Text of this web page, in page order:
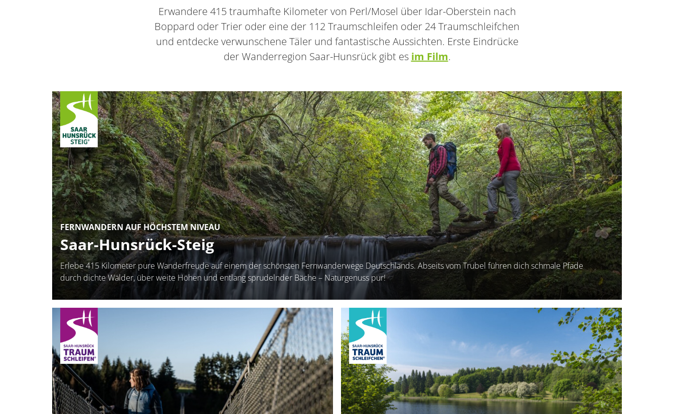
Erwandere 415 traumhafte Kilometer von Perl/Mosel über Idar-Oberstein nach
Boppard oder Trier oder eine der 112 Traumschleifen oder 24 Traumschleifchen
und entdecke verwunschene Täler und fantastische Aussichten. Erste Eindrücke
der Wanderregion Saar-Hunsrück gibt es im Film.
FERNWANDERN AUF HÖCHSTEM NIVEAU
Saar-Hunsrück-Steig
Erlebe 415 Kilometer pure Wanderfreude auf einem der schönsten Fernwanderwege Deutschlands. Abseits vom Trubel führen dich schmale Pfade
durch dichte Wälder, über weite Höhen und entlang sprudelnder Bäche – Naturgenuss pur!